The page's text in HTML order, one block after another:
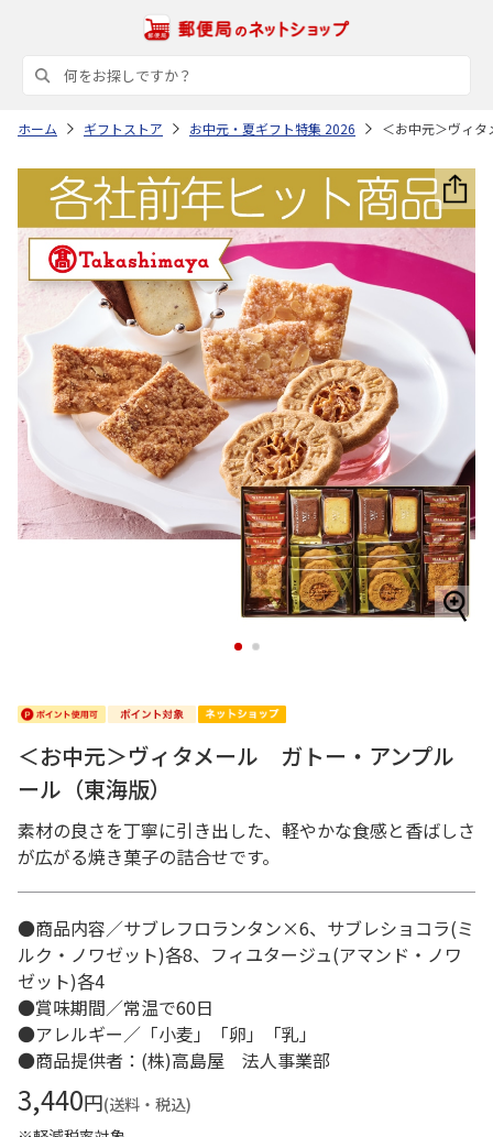
ホーム ギフトストア お中元・夏ギフト特集 2026 ＜お中元＞ヴィ
1 2
＜お中元＞ヴィタメール ガトー・アンプル
ール（東海版）
素材の良さを丁寧に引き出した、軽やかな食感と香ばしさ
が広がる焼き菓子の詰合せです。
●商品内容／サブレフロランタン×6、サブレショコラ(ミ
ルク・ノワゼット)各8、フィユタージュ(アマンド・ノワ
ゼット)各4
●賞味期間／常温で60日
●アレルギー／「小麦」「卵」「乳」
●商品提供者：(株)高島屋 法人事業部
3,440円(送料・税込)